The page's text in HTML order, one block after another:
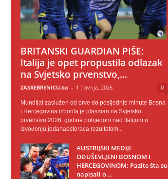
BRITANSKI GUARDIAN PIŠE:
Italija je opet propustila odlazak
na Svjetsko prvenstvo,...
ZASREBRENICU.ba - 1 travnja, 2026 0
Mundijal zaslužen od prve do posljednje minute Bosna
i Hercegovina izborila je plasman na Svjetsko
prvenstvo 2026. godine pobjedom nad Italijom u
izvođenju jedanaesteraca rezultatom...
AUSTRIJSKI MEDIJI
ODUŠEVLJENI BOSNOM I
HERCEGOVINOM: Pazite šta su
napisali o...